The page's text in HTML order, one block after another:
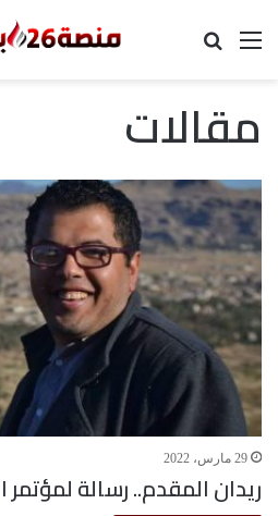
القائمة
مقالات
29 مارس، 2022
ريدان المقدم.. رسالة لمؤتمر